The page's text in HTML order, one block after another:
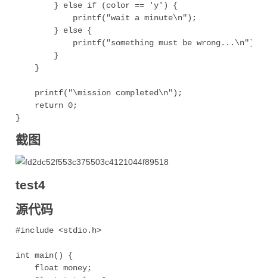
        } else if (color == 'y') {
            printf("wait a minute\n");
        } else {
printf("something must be
        }
    }
    printf("\mission completed\n");
    return 0;
截图
test4
源代码
#include <stdio.h>
int main() {
    float money;